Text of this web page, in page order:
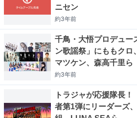
ニセン
約3年前
千鳥・大悟プロデュー
ン歌謡祭」にももクロ
マツケン、森高千里ら
約3年前
トラジャが応援隊長
者第1弾にリーダーズ